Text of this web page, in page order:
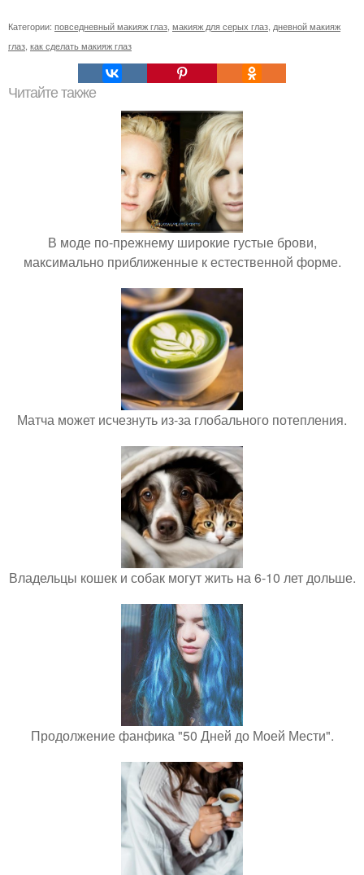
Категории: повседневный макияж глаз макияж для серых глаз дневной макияж
глаз как сделать макияж глаз
Читайте также
В моде по-прежнему широкие густые брови,
максимально приближенные к естественной форме.
Матча может исчезнуть из-за глобального потепления.
Владельцы кошек и собак могут жить на 6-10 лет дольше.
Продолжение фанфика "50 Дней до Моей Мести".